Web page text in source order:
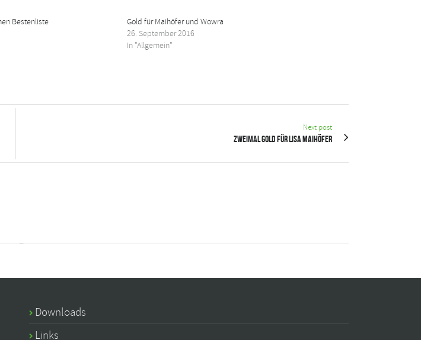
Bestenliste
Gold für Maihöfer und Wowra
26. September 2016
In "Allgemein"
Next post
Zweimal Gold für Lisa Maihöfer
Downloads
Links